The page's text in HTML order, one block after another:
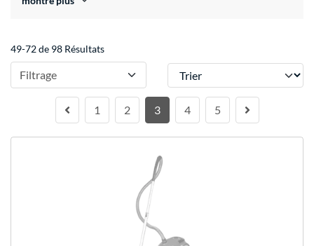
49-72 de 98 Résultats
Filtrage Trier
1 2 3 4 5